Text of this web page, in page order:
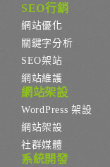
SEO行銷
網站優化
關鍵字分析
SEO架站
網站維護
網站架設
WordPress 架設
網站架設
社群媒體
系統開發